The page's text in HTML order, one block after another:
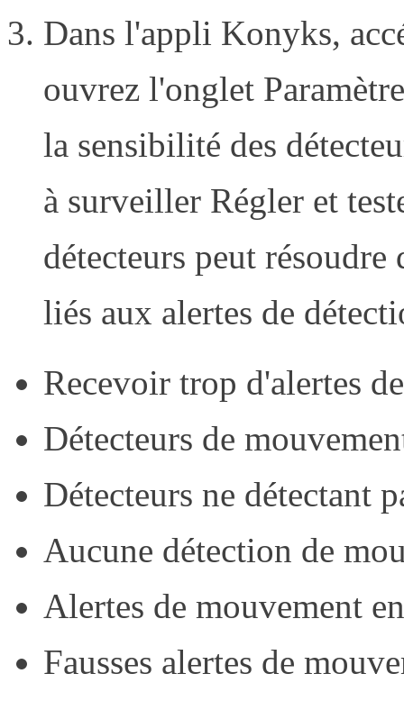
Dans l'appli Konyks,
ouvrez l'onglet
la sensibilité des
à surveiller Régler et
détecteurs peut
liés aux alertes de
Recevoir trop d'alertes
Détecteurs de
Détecteurs ne détectant
Aucune détection de
Alertes de mouvement
Fausses alertes de